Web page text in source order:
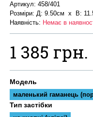
Артикул: 458/401
Розміри: Д: 9.50см х В:
Наявність: Немає в
1 385 грн.
Модель
маленький гаманець
Тип застібки